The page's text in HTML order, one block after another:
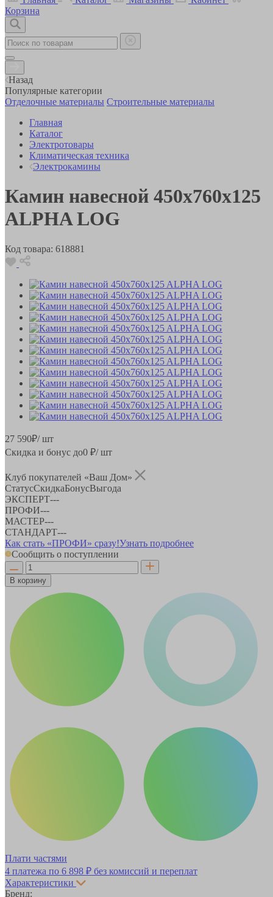
Корзина
Назад
Популярные категории
Отделочные материалы Строительные материалы
Главная
Каталог
Электротовары
Климатическая техника
Электрокамины
Камин навесной 450x760x125
ALPHA LOG
Код товара: 618881
27 590₽/ шт
Скидка и бонус до0 ₽/ шт
Клуб покупателей «Ваш Дом»
СтатусСкидкаБонусВыгода
ЭКСПЕРТ---
ПРОФИ---
МАСТЕР---
СТАНДАРТ---
Как стать «ПРОФИ» сразу!Узнать подробнее
Сообщить о поступлении
В корзину
Плати частями
4 платежа по 6 898 ₽ без комиссий и переплат
Характеристики
Бренд: